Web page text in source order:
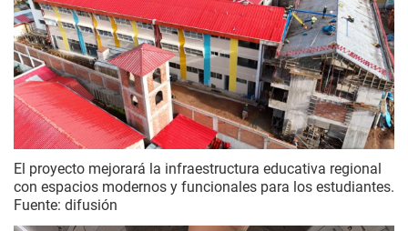
El proyecto mejorará la infraestructura educativa regional
con espacios modernos y funcionales para los estudiantes.
Fuente: difusión